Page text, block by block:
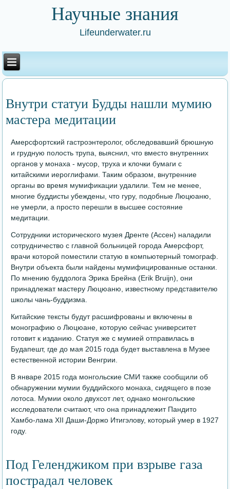
Научные знания
Lifeunderwater.ru
Внутри статуи Будды нашли мумию
мастера медитации
Амерсфортский гастроэнтеролог, обследовавший брюшную
и грудную полость трупа, выяснил, что вместо внутренних
органов у монаха - мусор, труха и клочки бумаги с
китайскими иероглифами. Таким образом, внутренние
органы во время мумификации удалили. Тем не менее,
многие буддисты убеждены, что гуру, подобные Люцюаню,
не умерли, а просто перешли в высшее состояние
медитации.
Сотрудники исторического музея Дренте (Ассен) наладили
сотрудничество с главной больницей города Амерсфорт,
врачи которой поместили статую в компьютерный томограф.
Внутри объекта были найдены мумифицированные останки.
По мнению буддолога Эрика Брейна (Erik Bruijn), они
принадлежат мастеру Люцюаню, известному представителю
школы чань-буддизма.
Китайские тексты будут расшифрованы и включены в
монографию о Люцюане, которую сейчас университет
готовит к изданию. Статуя же с мумией отправилась в
Будапешт, где до мая 2015 года будет выставлена в Музее
естественной истории Венгрии.
В январе 2015 года монгольские СМИ также сообщили об
обнаружении мумии буддийского монаха, сидящего в позе
лотоса. Мумии около двухсот лет, однако монгольские
исследователи считают, что она принадлежит Пандито
Хамбо-лама XII Даши-Доржо Итигэлову, который умер в 1927
году.
Под Геленджиком при взрыве газа
пострадал человек